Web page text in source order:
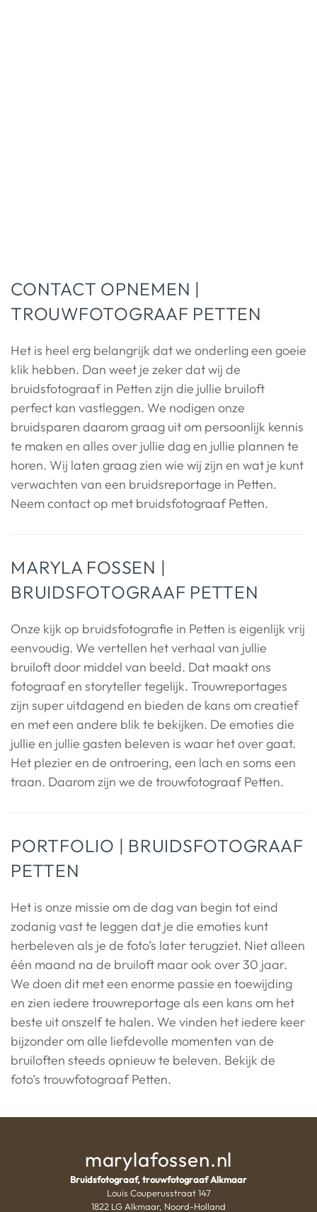
CONTACT OPNEMEN |
TROUWFOTOGRAAF PETTEN
Het is heel erg belangrijk dat we onderling een goeie
klik hebben. Dan weet je zeker dat wij de
bruidsfotograaf in Petten zijn die jullie bruiloft
perfect kan vastleggen. We nodigen onze
bruidsparen daarom graag uit om persoonlijk kennis
te maken en alles over jullie dag en jullie plannen te
horen. Wij laten graag zien wie wij zijn en wat je kunt
verwachten van een bruidsreportage in Petten.
Neem contact op met bruidsfotograaf Petten.
MARYLA FOSSEN |
BRUIDSFOTOGRAAF PETTEN
Onze kijk op bruidsfotografie in Petten is eigenlijk vrij
eenvoudig. We vertellen het verhaal van jullie
bruiloft door middel van beeld. Dat maakt ons
fotograaf en storyteller tegelijk. Trouwreportages
zijn super uitdagend en bieden de kans om creatief
en met een andere blik te bekijken. De emoties die
jullie en jullie gasten beleven is waar het over gaat.
Het plezier en de ontroering, een lach en soms een
traan. Daarom zijn we de trouwfotograaf Petten.
PORTFOLIO | BRUIDSFOTOGRAAF
PETTEN
Het is onze missie om de dag van begin tot eind
zodanig vast te leggen dat je die emoties kunt
herbeleven als je de foto’s later terugziet. Niet alleen
één maand na de bruiloft maar ook over 30 jaar.
We doen dit met een enorme passie en toewijding
en zien iedere trouwreportage als een kans om het
beste uit onszelf te halen. We vinden het iedere keer
bijzonder om alle liefdevolle momenten van de
bruiloften steeds opnieuw te beleven. Bekijk de
foto’s trouwfotograaf Petten.
marylafossen.nl
Bruidsfotograaf, trouwfotograaf Alkmaar
Louis Couperusstraat 147
1822 LG Alkmaar, Noord-Holland